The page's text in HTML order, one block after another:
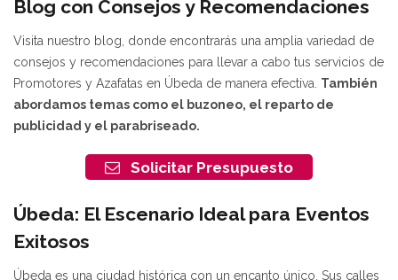
Blog con Consejos y Recomendaciones
Visita nuestro blog, donde encontrarás una amplia variedad de
consejos y recomendaciones para llevar a cabo tus servicios de
Promotores y Azafatas en Úbeda de manera efectiva. También
abordamos temas como el buzoneo, el reparto de
publicidad y el parabriseado.
Solicitar Presupuesto
Úbeda: El Escenario Ideal para Eventos
Exitosos
Úbeda es una ciudad histórica con un encanto único. Sus calles